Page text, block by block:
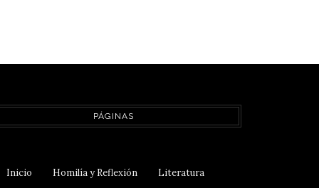
PÁGINAS
Inicio Homilía y Reflexión Literatura